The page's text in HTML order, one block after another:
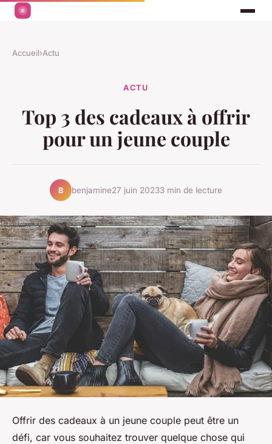
Accueil›Actu
ACTU
Top 3 des cadeaux à offrir
pour un jeune couple
B benjamine27 juin 20233 min de lecture
Offrir des cadeaux à un jeune couple peut être un
défi, car vous souhaitez trouver quelque chose qui